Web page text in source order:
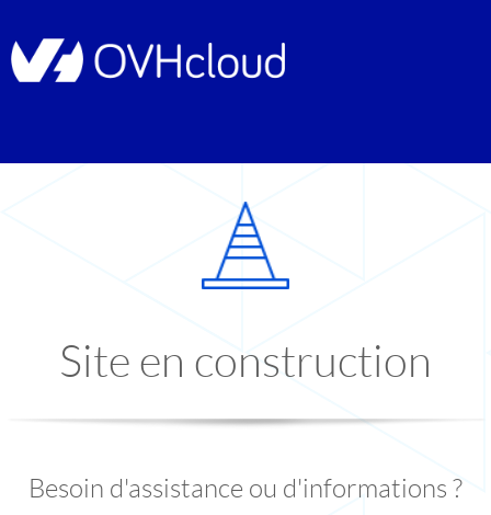
Site en construction
Besoin d'assistance ou d'informations ?